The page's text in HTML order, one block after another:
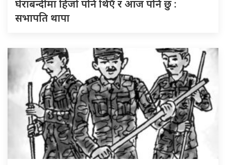
घेराबन्दीमा हिजो पनि थिएँ र आज पनि छु :
सभापति थापा